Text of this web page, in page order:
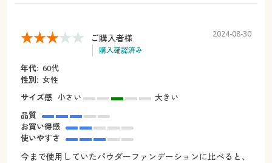
ご購入者様
購入確認済み
2024-08-30
年代: 60代
性別: 女性
サイズ感 小さい
大きい
品質
お買い得感
使いやすさ
今まで使用していたパウダーファンデーションに比べると、